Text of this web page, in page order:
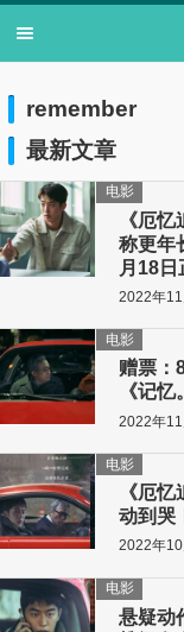
remember
最新文章
《厄
称更年
月18
电影
2022年
赠票：
《记
电影
2022年
《厄
动到哭
电影
2022年
悬疑动
电影